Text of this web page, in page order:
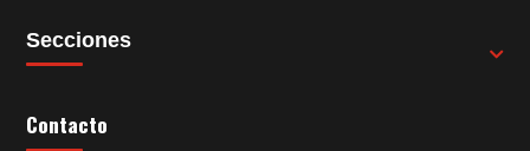
Secciones
Contacto